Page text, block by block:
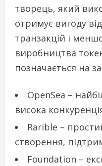
творець, який
отримує вигоду
транзакцій і
виробництва
позначається на
OpenSea –
висока
Rarible –
створення,
Foundation –